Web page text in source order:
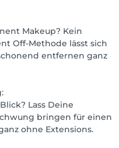
Makeup? Kein
Off-Methode lässt sich
entfernen ganz
Lass Deine
bringen für einen
ohne Extensions.